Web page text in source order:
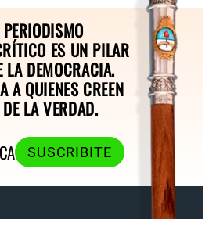
ES UN PILAR
LA DEMOCRACIA.
A QUIENES CREEN
LA VERDAD.
SUSCRIBITE